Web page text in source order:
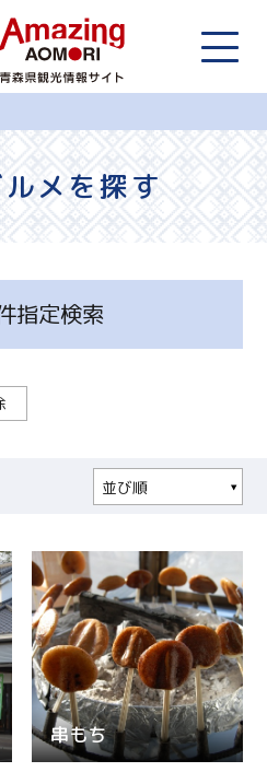
メを探す
指定検索
並び順
更新順
現在地から近い順
串もち